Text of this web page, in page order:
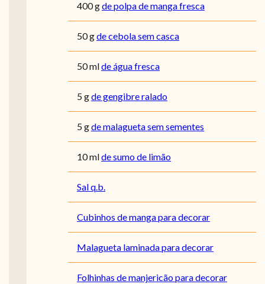
400gde polpa de manga fresca
50gde cebola sem casca
50mlde água fresca
5gde gengibre ralado
5gde malagueta sem sementes
10mlde sumo de limão
Sal q.b.
Cubinhos de manga para decorar
Malagueta laminada para decorar
Folhinhas de manjericão para decorar